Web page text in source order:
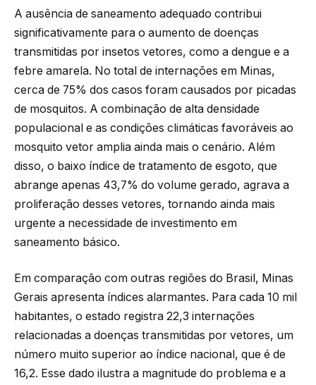
A ausência de saneamento adequado contribui
significativamente para o aumento de doenças
transmitidas por insetos vetores, como a dengue e a
febre amarela. No total de internações em Minas,
cerca de 75% dos casos foram causados por picadas
de mosquitos. A combinação de alta densidade
populacional e as condições climáticas favoráveis ao
mosquito vetor amplia ainda mais o cenário. Além
disso, o baixo índice de tratamento de esgoto, que
abrange apenas 43,7% do volume gerado, agrava a
proliferação desses vetores, tornando ainda mais
urgente a necessidade de investimento em
saneamento básico.
Em comparação com outras regiões do Brasil, Minas
Gerais apresenta índices alarmantes. Para cada 10 mil
habitantes, o estado registra 22,3 internações
relacionadas a doenças transmitidas por vetores, um
número muito superior ao índice nacional, que é de
16,2. Esse dado ilustra a magnitude do problema e a